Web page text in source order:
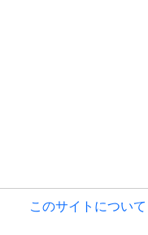
このサイトについて